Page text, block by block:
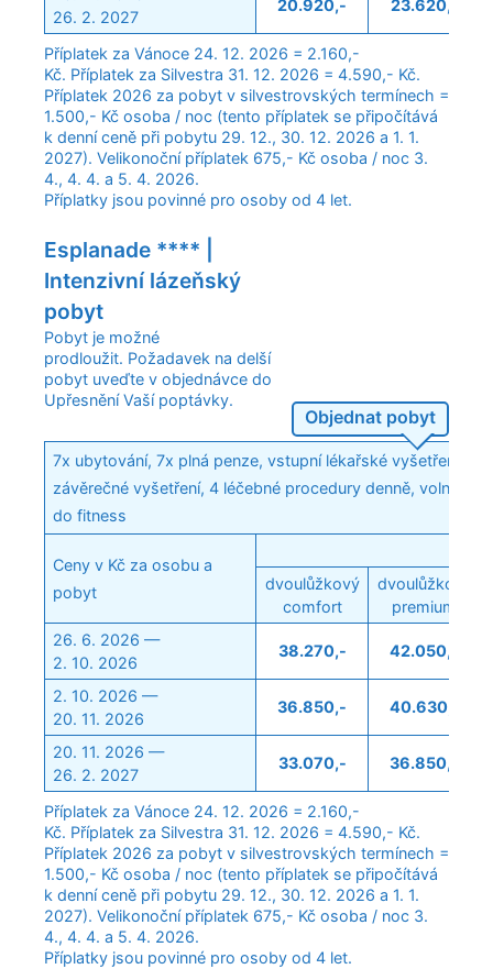
26. 2. 2027
20.920,- 23.620,-
Příplatek za Vánoce 24. 12. 2026 = 2.160,-
Kč. Příplatek za Silvestra 31. 12. 2026 = 4.590,- Kč.
Příplatek 2026 za pobyt v silvestrovských termínech =
1.500,- Kč osoba / noc (tento příplatek se připočítává
k denní ceně při pobytu 29. 12., 30. 12. 2026 a 1. 1.
2027). Velikonoční příplatek 675,- Kč osoba / noc 3.
4., 4. 4. a 5. 4. 2026.
Příplatky jsou povinné pro osoby od 4 let.
Esplanade **** |
Intenzivní lázeňský
pobyt
Pobyt je možné
prodloužit. Požadavek na delší
pobyt uveďte v objednávce do
Upřesnění Vaší poptávky.
Objednat pobyt
7x ubytování, 7x plná penze, vstupní lékařské vyšetření s
závěrečné vyšetření, 4 léčebné procedury denně, volný
do fitness
Ceny v Kč za osobu a
pobyt
dvoulůžkový
comfort
dvoulůžkový
premium
26. 6. 2026 —
2. 10. 2026
38.270,- 42.050,-
2. 10. 2026 —
20. 11. 2026
36.850,- 40.630,-
20. 11. 2026 —
26. 2. 2027
33.070,- 36.850,-
Příplatek za Vánoce 24. 12. 2026 = 2.160,-
Kč. Příplatek za Silvestra 31. 12. 2026 = 4.590,- Kč.
Příplatek 2026 za pobyt v silvestrovských termínech =
1.500,- Kč osoba / noc (tento příplatek se připočítává
k denní ceně při pobytu 29. 12., 30. 12. 2026 a 1. 1.
2027). Velikonoční příplatek 675,- Kč osoba / noc 3.
4., 4. 4. a 5. 4. 2026.
Příplatky jsou povinné pro osoby od 4 let.